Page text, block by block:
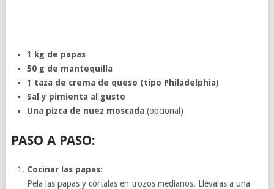
1 kg de papas
50 g de mantequilla
1 taza de crema de queso (tipo Philadelphia)
Sal y pimienta al gusto
Una pizca de nuez moscada (opcional)
PASO A PASO:
Cocinar las papas:
Pela las papas y córtalas en trozos medianos. Llévalas a una